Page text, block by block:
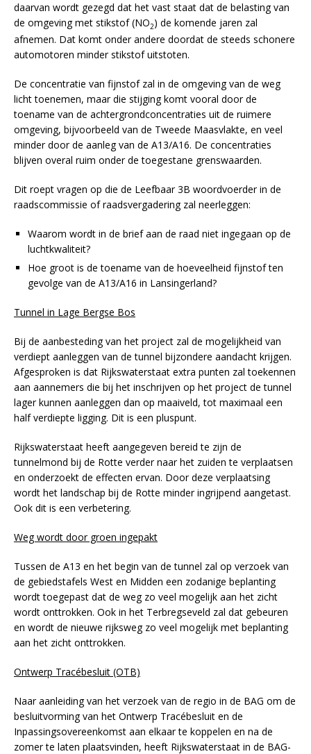
daarvan wordt gezegd dat het vast staat dat de belasting van
de omgeving met stikstof (NO2) de komende jaren zal
afnemen. Dat komt onder andere doordat de steeds schonere
automotoren minder stikstof uitstoten.
De concentratie van fijnstof zal in de omgeving van de weg
licht toenemen, maar die stijging komt vooral door de
toename van de achtergrondconcentraties uit de ruimere
omgeving, bijvoorbeeld van de Tweede Maasvlakte, en veel
minder door de aanleg van de A13/A16. De concentraties
blijven overal ruim onder de toegestane grenswaarden.
Dit roept vragen op die de Leefbaar 3B woordvoerder in de
raadscommissie of raadsvergadering zal neerleggen:
Waarom wordt in de brief aan de raad niet ingegaan op de
luchtkwaliteit?
Hoe groot is de toename van de hoeveelheid fijnstof ten
gevolge van de A13/A16 in Lansingerland?
Tunnel in Lage Bergse Bos
Bij de aanbesteding van het project zal de mogelijkheid van
verdiept aanleggen van de tunnel bijzondere aandacht krijgen.
Afgesproken is dat Rijkswaterstaat extra punten zal toekennen
aan aannemers die bij het inschrijven op het project de tunnel
lager kunnen aanleggen dan op maaiveld, tot maximaal een
half verdiepte ligging. Dit is een pluspunt.
Rijkswaterstaat heeft aangegeven bereid te zijn de
tunnelmond bij de Rotte verder naar het zuiden te verplaatsen
en onderzoekt de effecten ervan. Door deze verplaatsing
wordt het landschap bij de Rotte minder ingrijpend aangetast.
Ook dit is een verbetering.
Weg wordt door groen ingepakt
Tussen de A13 en het begin van de tunnel zal op verzoek van
de gebiedstafels West en Midden een zodanige beplanting
wordt toegepast dat de weg zo veel mogelijk aan het zicht
wordt onttrokken. Ook in het Terbregseveld zal dat gebeuren
en wordt de nieuwe rijksweg zo veel mogelijk met beplanting
aan het zicht onttrokken.
Ontwerp Tracébesluit (OTB)
Naar aanleiding van het verzoek van de regio in de BAG om de
besluitvorming van het Ontwerp Tracébesluit en de
Inpassingsovereenkomst aan elkaar te koppelen en na de
zomer te laten plaatsvinden, heeft Rijkswaterstaat in de BAG-